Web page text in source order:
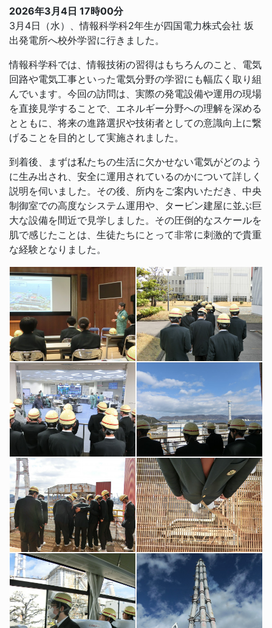
2026年3月4日 17時00分
3月4日（水）、情報科学科2年生が四国電力株式会社 坂
出発電所へ校外学習に行きました。
情報科学科では、情報技術の習得はもちろんのこと、電気
回路や電気工事といった電気分野の学習にも幅広く取り組
んでいます。今回の訪問は、実際の発電設備や運用の現場
を直接見学することで、エネルギー分野への理解を深める
とともに、将来の進路選択や技術者としての意識向上に繋
げることを目的として実施されました。
到着後、まずは私たちの生活に欠かせない電気がどのよう
に生み出され、安全に運用されているのかについて詳しく
説明を伺いました。その後、所内をご案内いただき、中央
制御室での高度なシステム運用や、タービン建屋に並ぶ巨
大な設備を間近で見学しました。その圧倒的なスケールを
肌で感じたことは、生徒たちにとって非常に刺激的で貴重
な経験となりました。